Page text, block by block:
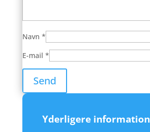
Navn *
E-mail *
Yderligere information